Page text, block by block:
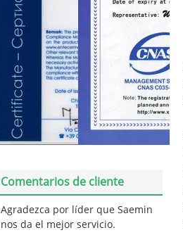
Comentarios de cliente
Agradezca por líder que Saemin
nos da el mejor servicio.